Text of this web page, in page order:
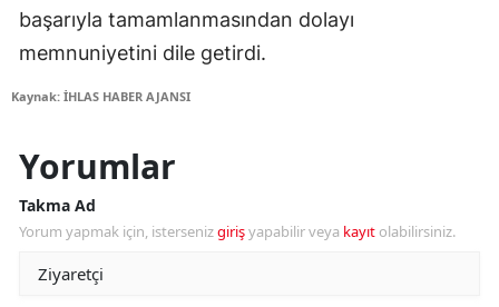
başarıyla tamamlanmasından dolayı
memnuniyetini dile getirdi.
Kaynak: İHLAS HABER AJANSI
Yorumlar
Takma Ad
Yorum yapmak için, istersenizgirişyapabilir veya kayıt olabilirsiniz.